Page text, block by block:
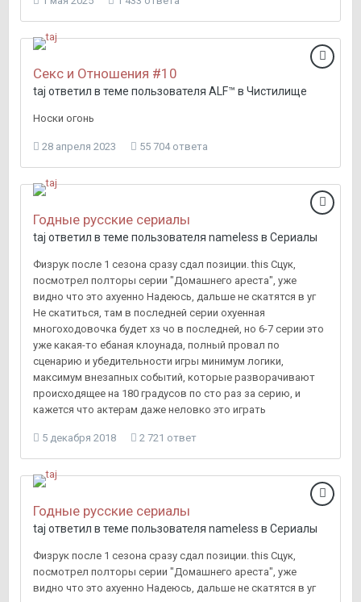
Секс и Отношения #10
taj ответил в теме пользователя ALF™ в Чистилище
Носки огонь
28 апреля 2023 55 704 ответа
Годные русские сериалы
taj ответил в теме пользователя nameless в Сериалы
Физрук после 1 сезона сразу сдал позиции. this Сцук,
посмотрел полторы серии "Домашнего ареста", уже
видно что это ахуенно Надеюсь, дальше не скатятся в уг
Не скатиться, там в последней серии охуенная
многоходовочка будет хз чо в последней, но 6-7 серии это
уже какая-то ебаная клоунада, полный провал по
сценарию и убедительности игры минимум логики,
максимум внезапных событий, которые разворачивают
происходящее на 180 градусов по сто раз за серию, и
кажется что актерам даже неловко это играть
5 декабря 2018 2 721 ответ
Годные русские сериалы
taj ответил в теме пользователя nameless в Сериалы
Физрук после 1 сезона сразу сдал позиции. this Сцук,
посмотрел полторы серии "Домашнего ареста", уже
видно что это ахуенно Надеюсь, дальше не скатятся в уг